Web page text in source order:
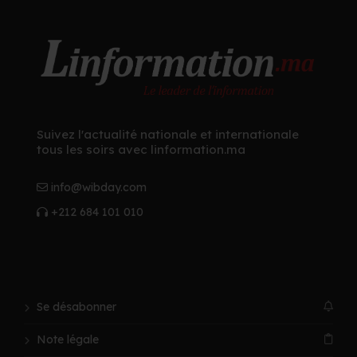
Suivez l'actualité nationale et internationale
tous les soirs avec linformation.ma
info@wibday.com
+212 684 101 010
Se désabonner
Note légale